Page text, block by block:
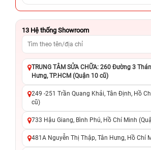
13 Hệ thống Showroom
TRUNG TÂM SỬA CHỮA: 260 Đường 3
Hưng, TP.HCM (Quận 10 cũ)
249 -251 Trần Quang Khải, Tân Định, Hồ
cũ)
733 Hậu Giang, Bình Phú, Hồ Chí Minh
481A Nguyễn Thị Thập, Tân Hưng, Hồ Chí